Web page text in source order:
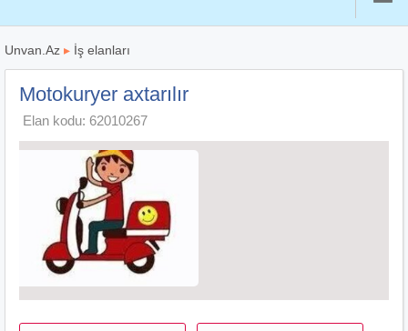
Unvan.Az ▸ İş elanları
Motokuryer axtarılır
Elan kodu: 62010267